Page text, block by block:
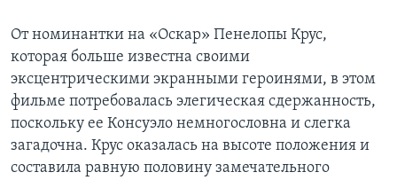
От номинантки на «Оскар» Пенелопы Крус,
которая больше известна своими
эксцентрическими экранными героинями, в этом
фильме потребовалась элегическая сдержанность,
поскольку ее Консуэло немногословна и слегка
загадочна. Крус оказалась на высоте положения и
составила равную половину замечательного